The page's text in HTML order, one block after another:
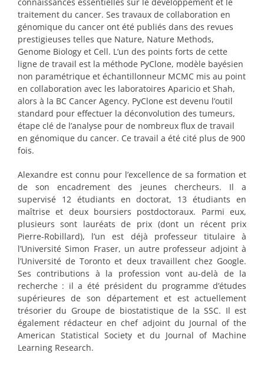
traitement du cancer. Ses travaux de collaboration en
génomique du cancer ont été publiés dans des revues
prestigieuses telles que Nature, Nature Methods,
Genome Biology et Cell. L’un des points forts de cette
ligne de travail est la méthode PyClone, modèle bayésien
non paramétrique et échantillonneur MCMC mis au point
en collaboration avec les laboratoires Aparicio et Shah,
alors à la BC Cancer Agency. PyClone est devenu l’outil
standard pour effectuer la déconvolution des tumeurs,
étape clé de l’analyse pour de nombreux flux de travail
en génomique du cancer. Ce travail a été cité plus de 900
fois.
Alexandre est connu pour l’excellence de sa formation et
de son encadrement des jeunes chercheurs. Il a
supervisé 12 étudiants en doctorat, 13 étudiants en
maîtrise et deux boursiers postdoctoraux. Parmi eux,
plusieurs sont lauréats de prix (dont un récent prix
Pierre-Robillard), l’un est déjà professeur titulaire à
l’Université Simon Fraser, un autre professeur adjoint à
l’Université de Toronto et deux travaillent chez Google.
Ses contributions à la profession vont au-delà de la
recherche : il a été président du programme d’études
supérieures de son département et est actuellement
trésorier du Groupe de biostatistique de la SSC. Il est
également rédacteur en chef adjoint du Journal of the
American Statistical Society et du Journal of Machine
Learning Research.